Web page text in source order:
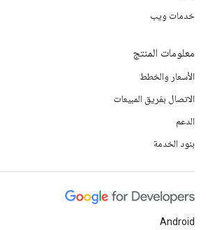
خدمات ويب
معلومات المنتج
الأسعار والخطط
الاتصال بفريق المبيعات
الدعم
بنود الخدمة
Android